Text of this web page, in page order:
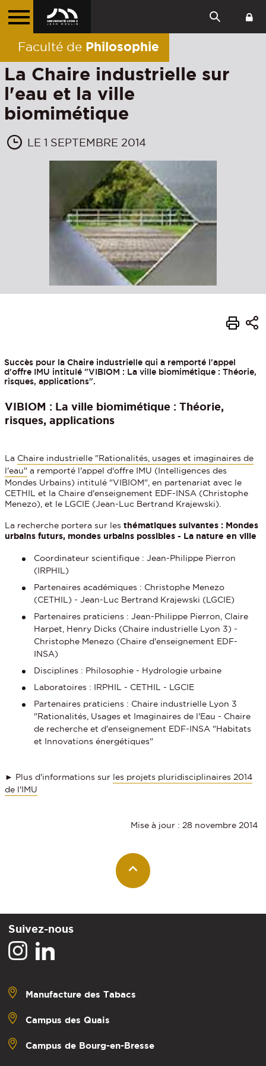
Faculté de Philosophie
La Chaire industrielle sur
l'eau et la ville
biomimétique
LE 1 SEPTEMBRE 2014
Succès pour la Chaire industrielle qui a remporté l'appel
d'offre IMU intitulé "VIBIOM : La ville biomimétique : Théorie,
risques, applications".
VIBIOM : La ville biomimétique : Théorie,
risques, applications
La Chaire industrielle "Rationalités, usages et imaginaires de
l'eau" a remporté l'appel d'offre IMU (Intelligences des
Mondes Urbains) intitulé "VIBIOM", en partenariat avec le
CETHIL et la Chaire d'enseignement EDF-INSA (Christophe
Menezo), et le LGCIE (Jean-Luc Bertrand Krajewski).
La recherche portera sur lesthématiques suivantes : Mondes
urbains futurs, mondes urbains possibles - La nature en ville
Coordinateur scientifique : Jean-Philippe Pierron
(IRPHIL)
Partenaires académiques : Christophe Menezo
(CETHIL) - Jean-Luc Bertrand Krajewski (LGCIE)
Partenaires praticiens : Jean-Philippe Pierron, Claire
Harpet, Henry Dicks (Chaire industrielle Lyon 3) -
Christophe Menezo (Chaire d'enseignement EDF-
INSA)
Disciplines : Philosophie - Hydrologie urbaine
Laboratoires : IRPHIL - CETHIL - LGCIE
Partenaires praticiens : Chaire industrielle Lyon 3
"Rationalités, Usages et Imaginaires de l'Eau - Chaire
de recherche et d'enseignement EDF-INSA "Habitats
et Innovations énergétiques"
► Plus d'informations sur les projets pluridisciplinaires 2014
de l'IMU
Mise à jour : 28 novembre 2014
Suivez-nous
Manufacture des Tabacs
Campus des Quais
Campus de Bourg-en-Bresse